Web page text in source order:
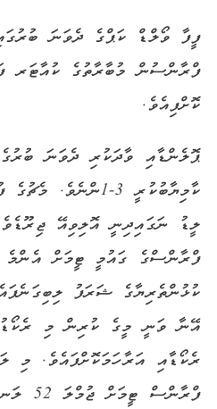
ފީފާ ވޯލްޑް ކަޕްގެ ދެވަނަ
ފްރާންސުން މުބާރާތުގެ ކުއާޓަރ
ކޮށްފިއެވެ.
ޕޮލެންޑާއި ވާދަކުރި ދެވަނަ
ކާމިޔާބުކުރީ 3-
ލީޑު ނަގައިދިނީ އޮލިވިއޭ
ފްރާންސްގެ ގައުމީ ޓީމަށް އެންމެ
ކުޅުންތެރިޔާގެ ޝަރަފު
އޭނާ ވަނީ މީގެ ކުރިން މި
ރެކޯޑާއި އަރާ ހަމަކޮށްފައެވެ. މި
ފްރާންސް ޓީމަށް ޖުމްލަ 52 ލަނޑު ޖަހައިދީފައެވެ.